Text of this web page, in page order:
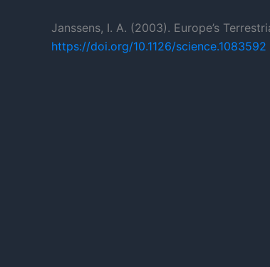
Janssens, I. A. (2003). Europe’s
https://doi.org/10.1126/science.1083592